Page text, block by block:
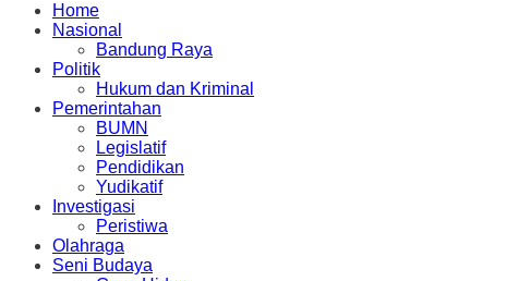
Home
Nasional
Bandung Raya
Politik
Hukum dan Kriminal
Pemerintahan
BUMN
Legislatif
Pendidikan
Yudikatif
Investigasi
Peristiwa
Olahraga
Seni Budaya